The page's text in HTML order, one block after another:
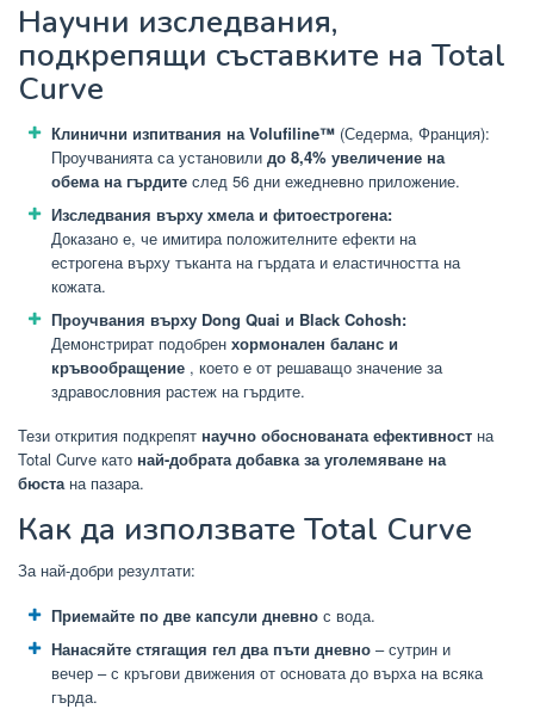
Научни изследвания,
подкрепящи съставките на Total
Curve
Клинични изпитвания на Volufiline™ (Седерма, Франция):
Проучванията са установили до 8,4% увеличение на
обема на гърдите след 56 дни ежедневно приложение.
Изследвания върху хмела и фитоестрогена:
Доказано е, че имитира положителните ефекти на
естрогена върху тъканта на гърдата и еластичността на
кожата.
Проучвания върху Dong Quai и Black Cohosh:
Демонстрират подобрен хормонален баланс и
кръвообращение , което е от решаващо значение за
здравословния растеж на гърдите.
Тези открития подкрепят научно обоснованата ефективност на
Total Curve като най-добрата добавка за уголемяване на
бюстана пазара.
Как да използвате Total Curve
За най-добри резултати:
Приемайте по две капсули дневно с вода.
Нанасяйте стягащия гел два пъти дневно – сутрин и
вечер – с кръгови движения от основата до върха на всяка
гърда.